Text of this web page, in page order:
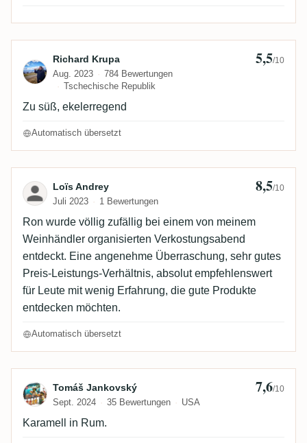
Bewertung von Richard Krupa
Richard Krupa
Aug. 2023
784 Bewertungen
Tschechische Republik
5,5/10
Zu süß, ekelerregend
Automatisch übersetzt
Bewertung von Loïs Andrey
Loïs Andrey
Juli 2023 1 Bewertungen
8,5/10
Ron wurde völlig zufällig bei einem von meinem
Weinhändler organisierten Verkostungsabend
entdeckt. Eine angenehme Überraschung, sehr gutes
Preis-Leistungs-Verhältnis, absolut empfehlenswert
für Leute mit wenig Erfahrung, die gute Produkte
entdecken möchten.
Automatisch übersetzt
Bewertung von Tomáš Jankovský
Tomáš Jankovský
Sept. 2024 35 Bewertungen USA
7,6/10
Karamell in Rum.